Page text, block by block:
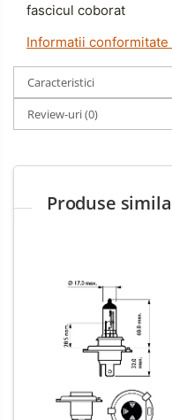
fascicul coborat
Informatii conformitate
Caracteristici
Review-uri(0)
Produse